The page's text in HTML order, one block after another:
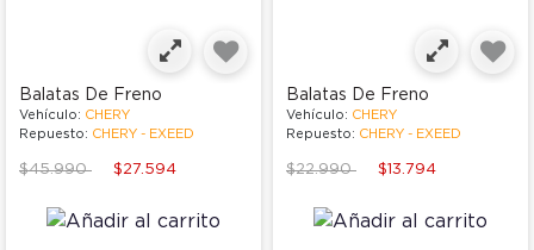
Balatas De Freno
Vehículo: CHERY
Repuesto: CHERY - EXEED
Price reduced from
$45.990to $27.594
Balatas De Freno
Vehículo: CHERY
Repuesto: CHERY - EXEED
Price reduced from
$22.990to $13.794